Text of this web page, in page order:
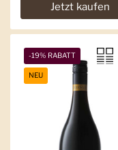
Jetzt kaufen
-19% RABATT
NEU